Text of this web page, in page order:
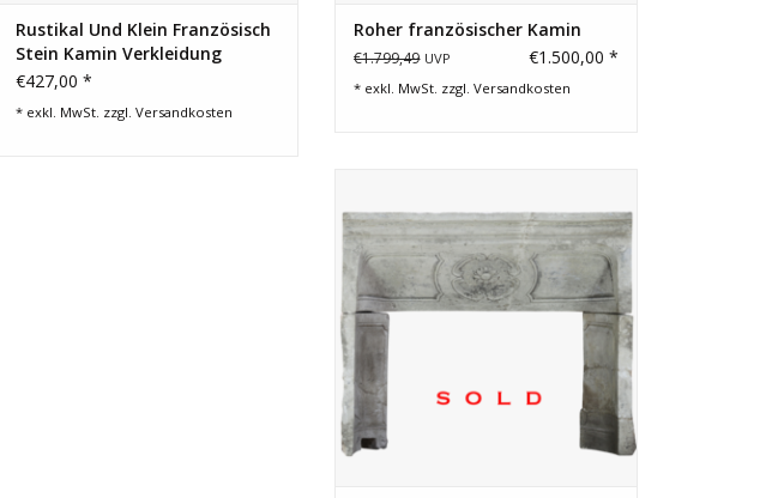
Rustikal Und Klein Französisch
Stein Kamin Verkleidung
€427,00 *
* exkl. MwSt. zzgl. Versandkosten
Roher französischer Kamin
€1.799,49 UVP €1.500,00 *
* exkl. MwSt. zzgl.Versandkosten
Französisch Landstil Antike Kamin Maske.
Am besten werden angekreidet.